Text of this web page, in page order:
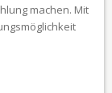
machen. Mit